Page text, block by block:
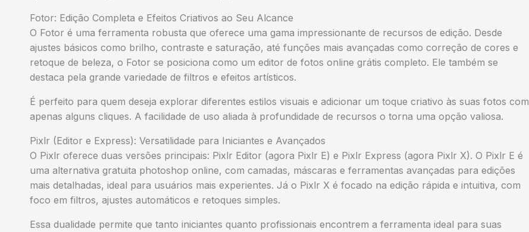
Fotor: Edição Completa e Efeitos Criativos ao Seu Alcance
O Fotor é uma ferramenta robusta que oferece uma gama impressionante de recursos de edição. Desde
ajustes básicos como brilho, contraste e saturação, até funções mais avançadas como correção de cores e
retoque de beleza, o Fotor se posiciona como um editor de fotos online grátis completo. Ele também se
destaca pela grande variedade de filtros e efeitos artísticos.
É perfeito para quem deseja explorar diferentes estilos visuais e adicionar um toque criativo às suas fotos com
apenas alguns cliques. A facilidade de uso aliada à profundidade de recursos o torna uma opção valiosa.
Pixlr (Editor e Express): Versatilidade para Iniciantes e Avançados
O Pixlr oferece duas versões principais: Pixlr Editor (agora Pixlr E) e Pixlr Express (agora Pixlr X). O Pixlr E é
uma alternativa gratuita photoshop online, com camadas, máscaras e ferramentas avançadas para edições
mais detalhadas, ideal para usuários mais experientes. Já o Pixlr X é focado na edição rápida e intuitiva, com
foco em filtros, ajustes automáticos e retoques simples.
Essa dualidade permite que tanto iniciantes quanto profissionais encontrem a ferramenta ideal para suas